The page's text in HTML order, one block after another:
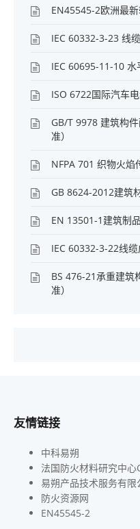
EN45545-2欧洲最
IEC 60332-3-23 线
IEC 60695-11-10
ISO 6722国际汽车
GB/T 9978 建筑构
准）
NFPA 701 织物火焰
GB 8624-2012建筑
EN 13501-1建筑制
IEC 60332-3-22线
BS 476-21承重建筑
准）
友情链接
中科易朔
法国防火材料研究中心
易朔产品技术服务有限
防火资源网
EN45545-2